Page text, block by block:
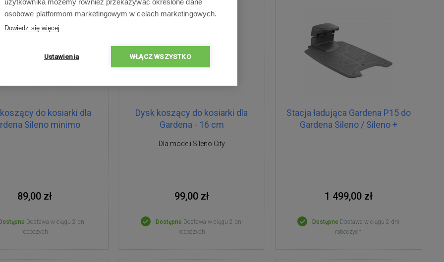
do kosiarki dla
Sileno minimo
89,00 zł
Dostępne Dostawa w ciągu 2 dni
roboczych
Dysk koszący do kosiarki dla
Gardena - 16 cm
Dla modeli Sileno City
99,00 zł
Dostępne Dostawa w ciągu 2 dni
roboczych
Stacja ładująca Gardena P15 do
Gardena Sileno / Sileno +
1 499,00 zł
Dostępne Dostawa w ciągu 2 dni
roboczych
użytkownika możemy również przekazywać określone dane
osobowe platformom marketingowym w celach marketingowych.
Dowiedz się więcej
Ustawienia WŁĄCZ WSZYSTKO